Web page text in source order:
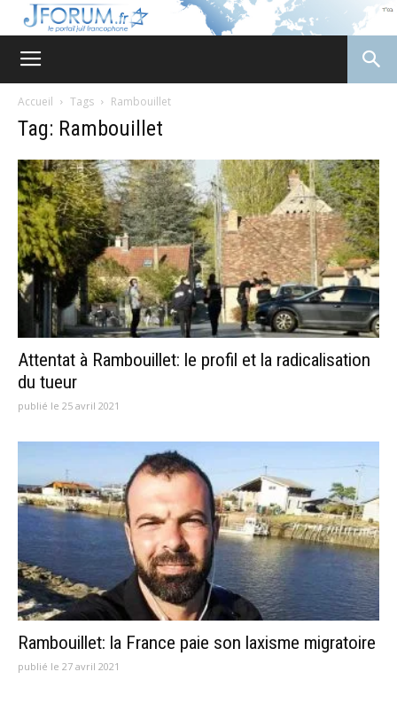
Accueil Tags Rambouillet
Tag: Rambouillet
Attentat à Rambouillet: le profil et la radicalisation
du tueur
publié le 25 avril 2021
Rambouillet: la France paie son laxisme migratoire
publié le 27 avril 2021